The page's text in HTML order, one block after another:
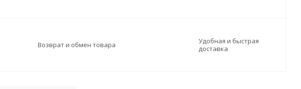
Возврат и обмен товара
Удобная и быстрая
доставка